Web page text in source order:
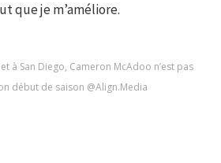
que je m’améliore.
à San Diego, Cameron McAdoo n’est pas
début de saison @Align.Media